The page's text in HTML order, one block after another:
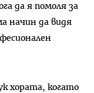
да я помоля за
начин да видя
хората, когато